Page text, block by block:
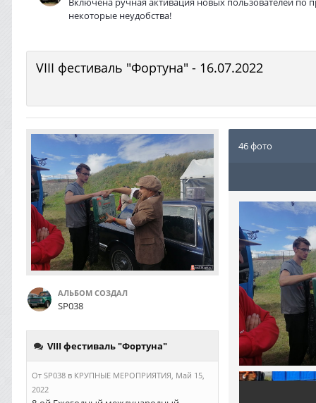
некоторые неудобства!
VIII фестиваль "Фортуна" - 16.07.2022
АЛЬБОМ СОЗДАЛ
SP038
46 фото